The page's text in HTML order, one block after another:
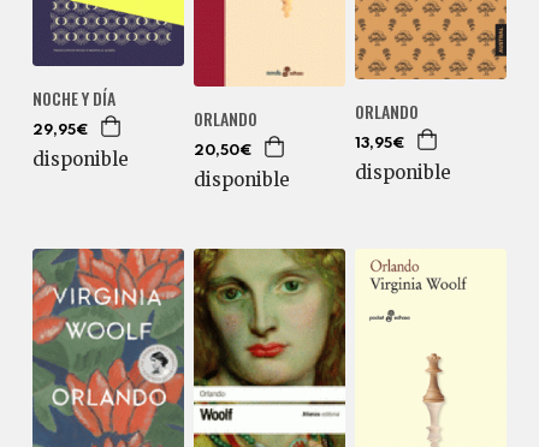
NOCHE Y DÍA
29,95€
disponible
ORLANDO
20,50€
disponible
ORLANDO
13,95€
disponible